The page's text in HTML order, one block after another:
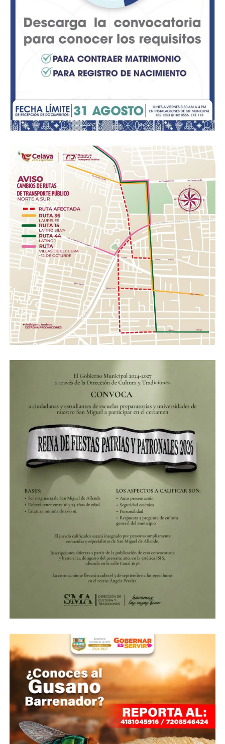
Para consolidar el nombramiento y evitar que se quede
solo en el papel, la administración municipal, en
coordinación con el Consejo Regulador del Mezcal
(CRM), pondrá en marcha un plan de cuatro ejes
estratégicos:
equipamiento de las vinatas artesanales, incrementando
el valor comercial del producto final con miras a la
exportación masiva.
ADVERTISEMENT
Se activarán programas de reforestación masiva de
agaves nativos para asegurar el equilibrio ecológico del
ecosistema y garantizar la materia prima de las
próximas generaciones.
Se impulsará el Turismo Cultural y Gastronómico
mediante la creación de rutas del mezcal integrales,
catas guiadas y ferias especializadas en el noreste del
estado.
A través de la Dirección de Desarrollo Económico, se
productores cumplan cabalmente con las normativas
federales vigentes.
El alcalde Manuel Montes detalló que la administración
local destinará recursos presupuestales específicos para
dar el seguimiento técnico a los productores. Asimismo,
hizo un reconocimiento público al respaldo de la
gobernadora Libia Dennise García Muñoz Ledo, así
como a la apertura del Secretario de Economía Federal,
Marcelo Ebrard Casaubon, y del titular del Instituto
Mexicano de la Propiedad Industrial (IMPI), Santiago
Nieto Castillo, por mantener un diálogo federalista
orientado al crecimiento regional.
ADVERTISEMENT